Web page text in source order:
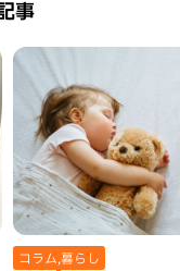
事
コラム,暮らし